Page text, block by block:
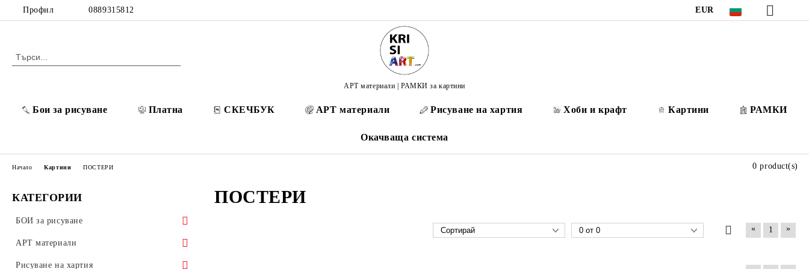
Профил 0889315812 EUR
АРТ материали | РАМКИ за картини
Бои за рисуване Платна СКЕЧБУК АРТ материали Рисуване на хартия Хоби и крафт Картини РАМКИ
Окачваща система
КАТЕГОРИИ
БОИ за рисуване
POSCA Акрилни маркери
Разредители / Лакове / Добавки
АРТ материали
Платна
Рисуване на хартия
Начало Картини ПОСТЕРИ
ПОСТЕРИ
0 product(s)
« 1 »